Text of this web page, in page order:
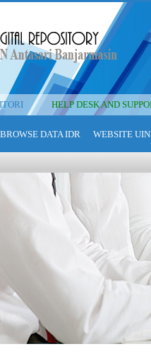
HELP DESK AND
BROWSE DATA IDR WEBSITE